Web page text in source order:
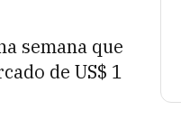
semana que
de US$ 1